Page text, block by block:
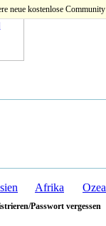
neue kostenlose
Afrika
Passwort vergessen